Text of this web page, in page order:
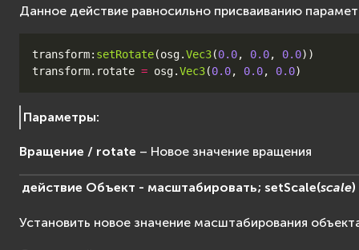
Данное действие равносильно присваиванию
transform: setRotate(osg.Vec3(0.0, 0.0, 0.0))
transform. rotate = osg.Vec3(0.0, 0.0, 0.0)
Параметры:
Вращение / rotate – Новое значение вращения
действие Объект - масштабировать; setScale(scale)
Установить новое значение масштабирования